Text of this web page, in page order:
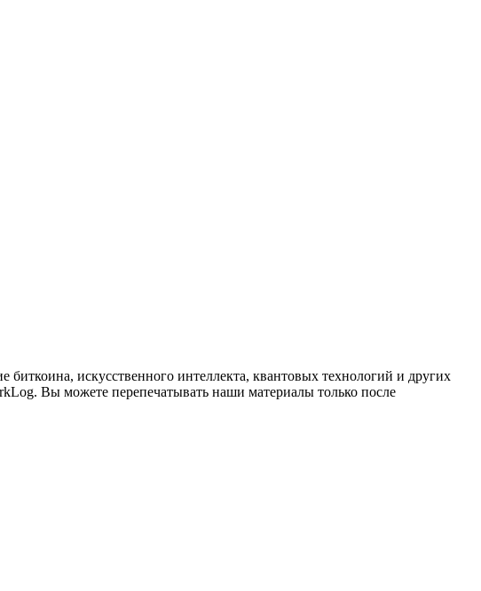
искусственного интеллекта, квантовых технологий и других
Вы можете перепечатывать наши материалы только после